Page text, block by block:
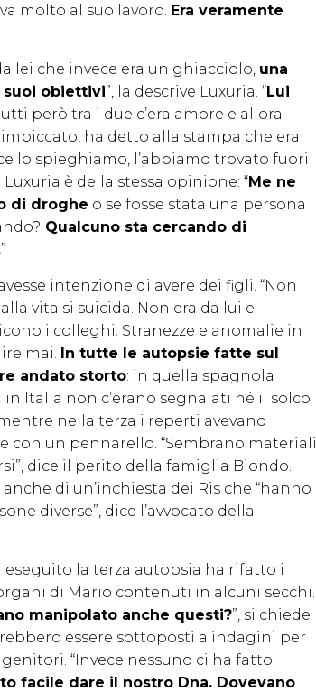
molto al suo lavoro. Era veramente
lei che invece era un ghiacciolo, una
suoi obiettivi”, la descrive Luxuria. “Lui
però tra i due c’era amore e allora
ha detto alla stampa che era
lo spieghiamo, l’abbiamo trovato fuori
è della stessa opinione: “Me ne
di droghe o se fosse stata una persona
Qualcuno sta cercando di
”.
intenzione di avere dei figli. “Non
vita si suicida. Non era da lui e
i colleghi. Stranezze e anomalie in
mai. In tutte le autopsie fatte sul
andato storto: in quella spagnola
Italia non c’erano segnalati né il solco
nella terza i reperti avevano
con un pennarello. “Sembrano materiali
dice il perito della famiglia Biondo.
di un’inchiesta dei Ris che “hanno
diverse”, dice l’avvocato della
eseguito la terza autopsia ha rifatto i
di Mario contenuti in alcuni secchi.
manipolato anche questi?”, si chiede
essere sottoposti a indagini per
“Invece nessuno ci ha fatto
facile dare il nostro Dna. Dovevano